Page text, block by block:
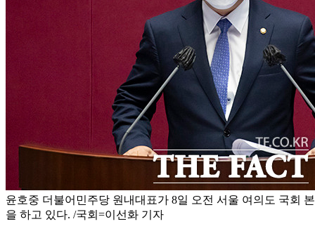
윤호중 더불어민주당 원내대표가 8일 오전 서울 여의도 국회
을 하고 있다. /국회=이선화 기자